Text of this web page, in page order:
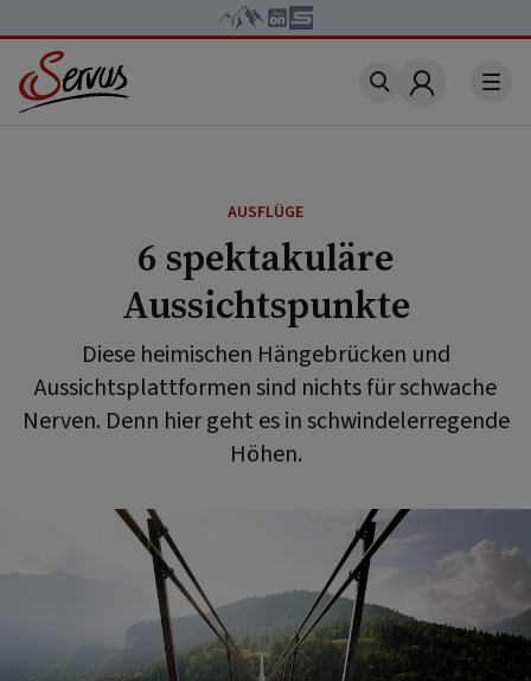
Account
AUSFLÜGE
6 spektakuläre
Aussichtspunkte
Diese heimischen Hängebrücken und
Aussichtsplattformen sind nichts für schwache
Nerven. Denn hier geht es in schwindelerregende
Höhen.